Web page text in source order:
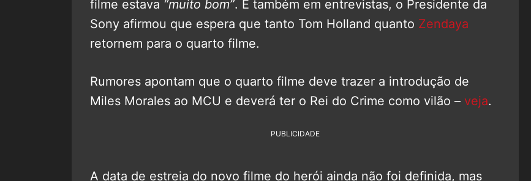
filme estava “muito bom”. E também em entrevistas, o Presidente da
Sony afirmou que espera que tanto Tom Holland quanto Zendaya
retornem para o quarto filme.
Rumores apontam que o quarto filme deve trazer a introdução de
Miles Morales ao MCU e deverá ter o Rei do Crime como vilão – veja.
PUBLICIDADE
A data de estreia do novo filme do herói ainda não foi definida, mas